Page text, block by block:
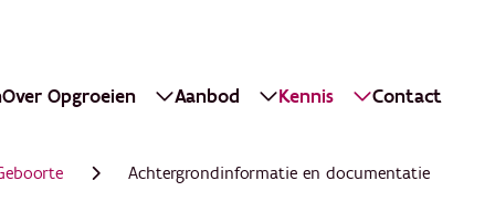
Over Opgroeien Aanbod Kennis Contact
Achtergrondinformatie en documentatie